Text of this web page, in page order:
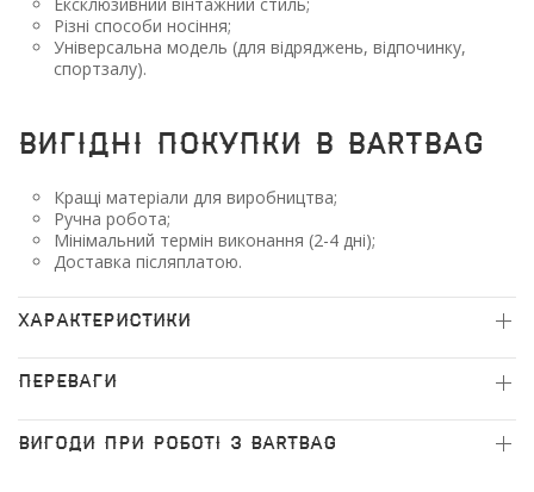
Різні способи носіння;
Універсальна модель (для відряджень, відпочинку,
спортзалу).
Вигідні покупки в BARTBAG
Кращі матеріали для виробництва;
Ручна робота;
Мінімальний термін виконання (2-4 дні);
Доставка післяплатою.
ХАРАКТЕРИСТИКИ
ПЕРЕВАГИ
ВИГОДИ ПРИ РОБОТІ З BARTBAG